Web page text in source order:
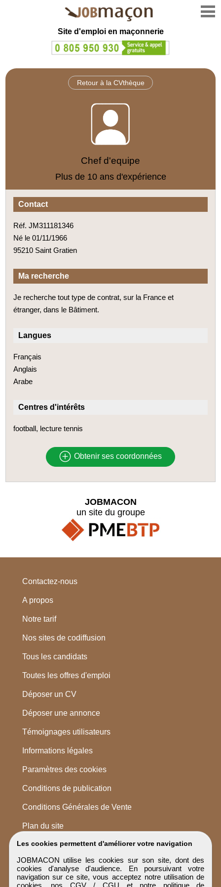
Site d'emploi en maçonnerie
Retour à la CVthèque
Chef d'equipe
Plus de 10 ans d'expérience
Contact
Réf. JM311181346
Né le 01/11/1966
95210 Saint Gratien
Ma recherche
Je recherche tout type de contrat, sur la France et
étranger, dans le Bâtiment.
Langues
Français
Anglais
Arabe
Centres d'intérêts
football, lecture tennis
Obtenir ses coordonnées
Les cookies permettent d'améliorer votre navigation
JOBMACON utilise les cookies sur son site, dont des
cookies d'analyse d'audience. En poursuivant votre
navigation sur ce site, vous acceptez notre utilisation de
cookies, nos CGV / CGU et notre politique de
JOBMACON
un site du groupe
Contactez-nous
A propos
Notre tarif
Nos sites de codiffusion
Tous les candidats
Toutes les offres d'emploi
Déposer un CV
Déposer une annonce
Témoignages utilisateurs
Informations légales
Paramètres des cookies
Conditions de publication
Conditions Générales de Vente
Plan du site